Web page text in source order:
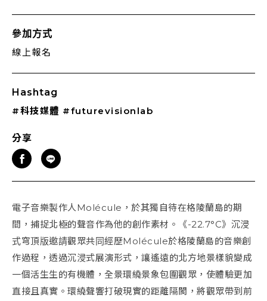
參加方式
線上報名
Hashtag
#科技媒體 #futurevisionlab
分享
電子音樂製作人Molécule，於其獨自待在格陵蘭島的期
間，捕捉北極的聲音作為他的創作素材。《-22.7°C》沉浸
式穹頂版邀請觀眾共同經歷Molécule於格陵蘭島的音樂創
作過程，透過沉浸式展演形式，讓遙遠的北方地景樣貌變成
一個活生生的有機體，全景環繞景象包圍觀眾，使體驗更加
直接且真實。環繞聲響打破現實的距離隔閡，將觀眾帶到前